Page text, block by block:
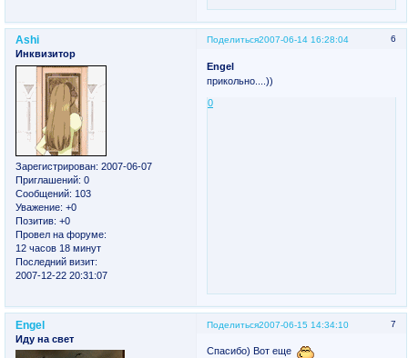
Поделиться 6
2007-06-14 16:28:04
Ashi
Инквизитор
Зарегистрирован: 2007-06-07
Приглашений: 0
Сообщений: 103
Уважение: +0
Позитив: +0
Провел на форуме:
12 часов 18 минут
Последний визит:
2007-12-22 20:31:07
Engel
прикольно....))
0
Поделиться 7
2007-06-15 14:34:10
Engel
Иду на свет
Спасибо) Вот еще